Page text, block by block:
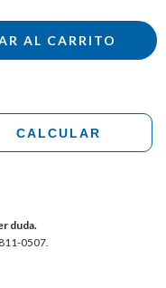
CALCULAR
duda.
0507.